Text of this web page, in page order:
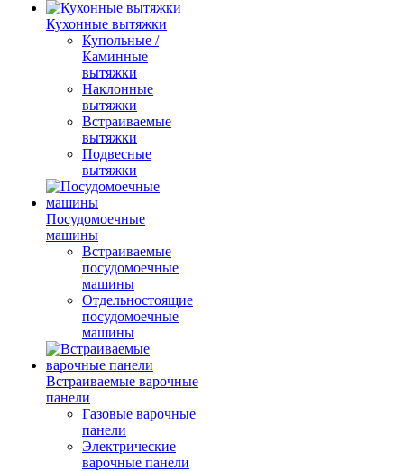
Кухонные вытяжки
Купольные /
Каминные
вытяжки
Наклонные
вытяжки
Встраиваемые
вытяжки
Подвесные
вытяжки
Посудомоечные
машины
Встраиваемые
посудомоечные
машины
Отдельностоящие
посудомоечные
машины
Встраиваемые варочные
панели
Газовые варочные
панели
Электрические
варочные панели